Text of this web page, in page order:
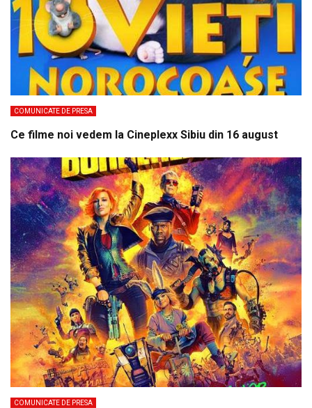
COMUNICATE DE PRESA
Ce filme noi vedem la Cineplexx Sibiu din 16 august
COMUNICATE DE PRESA